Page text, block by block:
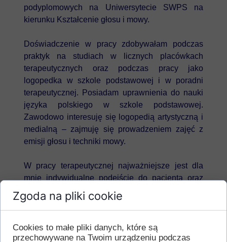
podyplomowych na Uniwersytecie SWPS na
kierunku Kształcenie głosu i mowy.
Doświadczenie w pracy zdobywałam podczas
praktyk na studiach w licznych placówkach
terapeutycznych oraz podczas pracy jako
logopedka w szkole podstawowej i w poradni
terapeutycznej. Posiadam uprawnienia do nauki
języka polskiego w szkole podstawowej.
Zawodowo interesuję się logopedią artystyczną i
medialną – zajmuję się prowadzeniem zajęć z
emisji głosu i techniki mowy.
W pracy terapeutycznej najważniejsze jest dla
mnie indywidualne podejście do pacjenta oraz
stworzenie komfortowej i bezpiecznej przestrzeni
do pracy.
Zgoda na pliki cookie
Cookies to małe pliki danych, które są
przechowywane na Twoim urządzeniu podczas